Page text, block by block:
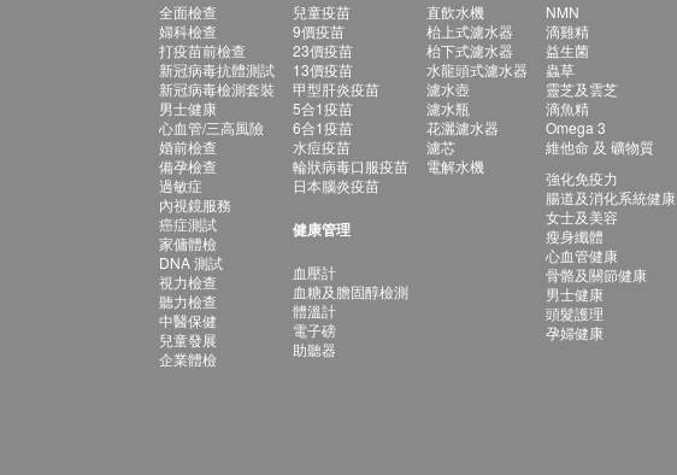
全面檢查
婦科檢查
打疫苗前檢查
新冠病毒抗體測試
新冠病毒檢測套裝
男士健康
心血管/三高風險
婚前檢查
備孕檢查
過敏症
內視鏡服務
癌症測試
家傭體檢
DNA 測試
視力檢查
聽力檢查
中醫保健
兒童發展
企業體檢
兒童疫苗
9價疫苗
23價疫苗
13價疫苗
甲型肝炎疫苗
5合1疫苗
6合1疫苗
水痘疫苗
輪狀病毒口服疫苗
日本腦炎疫苗
健康管理
血壓計
血糖及膽固醇檢測
體溫計
電子磅
助聽器
直飲水機
枱上式濾水器
枱下式濾水器
水龍頭式濾水器
濾水壺
濾水瓶
花灑濾水器
濾芯
電解水機
NMN
滴雞精
益生菌
蟲草
靈芝及雲芝
滴魚精
Omega 3
維他命 及 礦物質
強化免疫力
腸道及消化系統健康
女士及美容
瘦身纖體
心血管健康
骨骼及關節健康
男士健康
頭髮護理
孕婦健康